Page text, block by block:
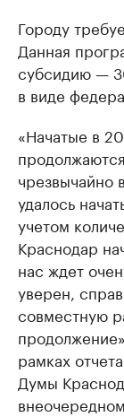
Городу
Данная
субсидию —
в виде
«Начатые в
чрезвычайно
удалось
учетом
Краснодар
нас ждет
уверен,
совместную
рамках
Думы